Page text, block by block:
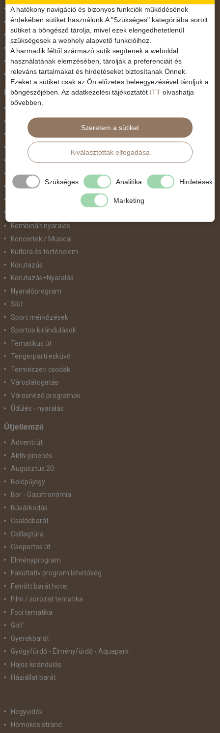
November 1.
Október 23.
Pünkösdi utazás
Szilveszter
Tavaszi szünet
Valentin nap
Programtípus
Belépőjegy
Egyéni út
Egzotikus út
Fesztiválok
Golfút
Gyalogtúra
Kombinált nyaralás
Koncertek / Musical
Kultúra és történelem
Körutazás
Körutazás+Nyaralás
Nyaralóprogram
Síút
Sport mérkőzések
Sportos kirándulások
Tematikus út
Tengerparti esküvő
Természeti csodák
Városlátogatás
Városnéző programok
Üdülés - nyaralás
Útjellemző
Adventi út
Aktív pihenés
Augusztus 20
Belépőjegy
Bor - Gasztronómia
Búvárkodás
Családbarát
Csillagtúra
Csoportos út
Élményprogram
Fakultatív program lehetőség
Felnőtt barát hotel
Film / sorozat tematika
Foci tematika
Golf
Gyerekbarát
Gyógyfürdő - Élményfürdő - Aquapark
Hajós kirándulás
Háziállat barát
Hegyvidék
Homokos strand
A hatékony navigáció és bizonyos funkciók működésének
érdekében sütiket használunk.A "Szükséges" kategóriába sorolt
sütiket a böngésző tárolja, mivel ezek elengedhetetlenül
szükségesek a webhely alapvető funkcióihoz.
A harmadik féltől származó sütik segítenek a weboldal
használatának elemzésében, tárolják a preferenciáit és
releváns tartalmakat és hirdetéseket biztosítanak Önnek.
Ezeket a sütiket csak az Ön előzetes beleegyezésével tároljuk a
böngészőjében. Az adatkezelési tájékoztatót ITT olvashatja
bővebben.
Szeretem a sütiket
Kiválasztottak elfogadása
Szükséges Analitika Hirdetések
Marketing